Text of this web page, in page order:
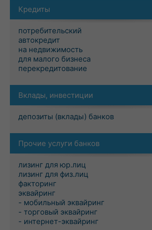
Кредиты
потребительский
автокредит
на недвижимость
для малого бизнеса
перекредитование
Вклады, инвестиции
депозиты (вклады) банков
Прочие услуги банков
лизинг для юр.лиц
лизинг для физ.лиц
факторинг
эквайринг
- мобильный эквайринг
- торговый эквайринг
- интернет-эквайринг